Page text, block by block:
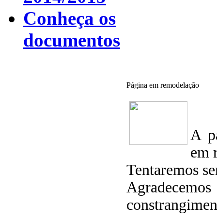
Página em remodelação
A
em
Tentaremos
Conheça os
documentos